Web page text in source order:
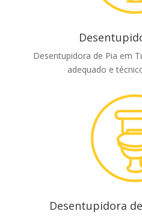
Desentupidora de Pia em
adequado e
Desentupidora